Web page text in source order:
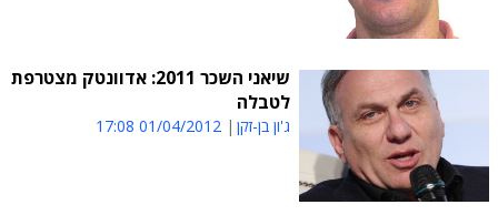
שיאני השכר 2011: אדוונטק מצטרפת
לטבלה
ג'ון בן-זקן 01/04/2012 17:08